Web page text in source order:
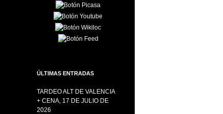
ÚLTIMAS ENTRADAS
TARDEO ALT DE VALENCIA
+ CENA, 17 DE JULIO DE
2026